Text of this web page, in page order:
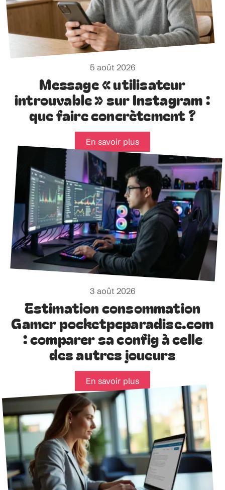
5 août 2026
Message « utilisateur
introuvable » sur Instagram :
que faire concrètement ?
En savoir plus
3 août 2026
Estimation consommation
Gamer pocketpcparadise.com
: comparer sa config à celle
des autres joueurs
En savoir plus